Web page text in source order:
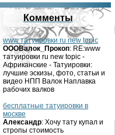
Комменты
www татуировки ru new topic
OOOВалок_Прокоп: RE:www
татуировки ru new topic -
Африканские - Татуировки:
лучшие эскизы, фото, статьи и
видео НПП Валок Наплавка
рабочих валков
бесплатные татуировки в
москве
Александр: Хочу тату купал и
стропы стоимость